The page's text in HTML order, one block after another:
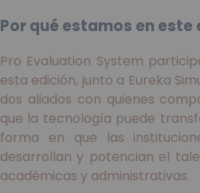
Por qué estamos en este
Pro Evaluation System
esta edición, junto a Eureka
dos aliados con quienes
que la tecnología puede
forma en que las
desarrollan y potencian el
académicas y administrativas.